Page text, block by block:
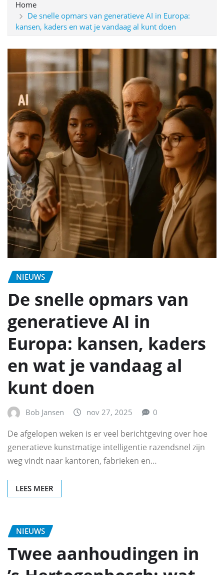
Home
De snelle opmars van generatieve AI in Europa:
kansen, kaders en wat je vandaag al kunt doen
NIEUWS
De snelle opmars van
generatieve AI in
Europa: kansen, kaders
en wat je vandaag al
kunt doen
Bob Jansen nov 27, 2025 0
De afgelopen weken is er veel berichtgeving over hoe
generatieve kunstmatige intelligentie razendsnel zijn
weg vindt naar kantoren, fabrieken en…
LEES MEER
NIEUWS
Twee aanhoudingen in